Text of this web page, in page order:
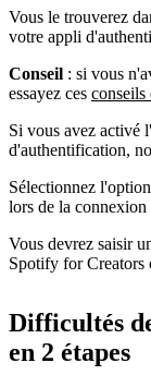
Vous le trouverez
votre appli
Conseil : si vous
essayez ces conseils
Si vous avez activé
d'authentification,
Sélectionnez l'option
lors de la
Vous devrez saisir
Spotify for Creators
Difficultés
en 2 étapes